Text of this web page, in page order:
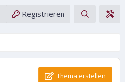
Registrieren
Thema erstellen